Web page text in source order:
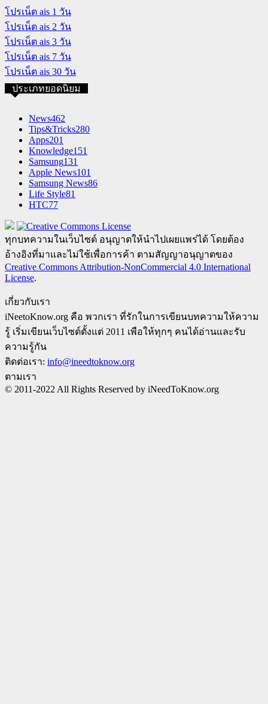
โปรเน็ต ais 1 วัน
โปรเน็ต ais 2 วัน
โปรเน็ต ais 3 วัน
โปรเน็ต ais 7 วัน
โปรเน็ต ais 30 วัน
ประเภทยอดนิยม
News462
Tips&Tricks280
Apps201
Knowledge151
Samsung131
Apple News101
Samsung News86
Life Style81
HTC77
ทุกบทความในเว็บไซต์ อนุญาตให้นำไปเผยแพร่ได้ โดยต้อง
อ้างอิงที่มาและไม่ใช้เพื่อการค้า ตามสัญญาอนุญาตของ
Creative Commons Attribution-NonCommercial 4.0 International
License.
เกี่ยวกับเรา
iNeetoKnow.org คือ พวกเรา ที่รักในการเขียนบทความให้ความ
รู้ เริ่มเขียนเว็บไซต์ตั้งแต่ 2011 เพือให้ทุกๆ คนได้อ่านและรับ
ความรู้กัน
ติดต่อเรา: info@ineedtoknow.org
ตามเรา
© 2011-2022 All Rights Reserved by iNeedToKnow.org